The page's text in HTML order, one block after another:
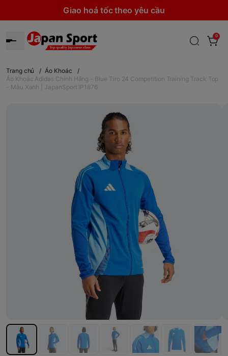
Giao hoả tốc theo yêu cầu
0
Trang chủ / Áo Khoác
/
Áo Khoác Adidas Chính Hãng - Blue Tiro 24 Competition Training Track Top
- Màu Xanh | JapanSport IP1876